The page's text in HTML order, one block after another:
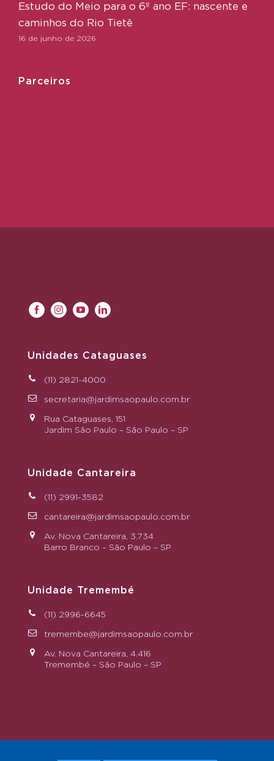
Estudo do Meio para o 6º ano EF: nascente e
caminhos do Rio Tietê
16 de junho de 2026
Parceiros
Unidades Cataguases
(11) 2821-4000
secretaria@jardimsaopaulo.com.br
Rua Cataguases, 151
Jardim São Paulo – São Paulo – SP
Unidade Cantareira
(11) 2991-3582
cantareira@jardimsaopaulo.com.br
Av. Nova Cantareira, 3.734
Barro Branco – São Paulo – SP
Unidade Tremembé
(11) 2996-6645
tremembe@jardimsaopaulo.com.br
Av. Nova Cantareira, 4.416
Tremembé – São Paulo – SP